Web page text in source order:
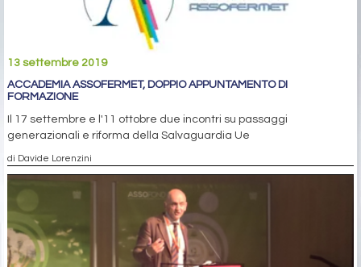
13 settembre 2019
ACCADEMIA ASSOFERMET, DOPPIO APPUNTAMENTO DI
FORMAZIONE
Il 17 settembre e l'11 ottobre due incontri su passaggi
generazionali e riforma della Salvaguardia Ue
di Davide Lorenzini